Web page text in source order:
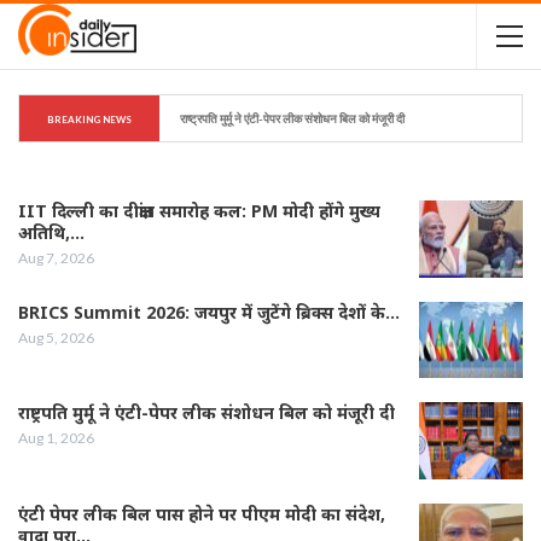
BREAKING NEWS राष्ट्रपति मुर्मू ने एंटी-पेपर लीक संशोधन बिल को मंजूरी दी
IIT दिल्ली का दीक्षांत समारोह कल: PM मोदी होंगे मुख्य
अतिथि,…
Aug 7, 2026
BRICS Summit 2026: जयपुर में जुटेंगे ब्रिक्स देशों के…
Aug 5, 2026
राष्ट्रपति मुर्मू ने एंटी-पेपर लीक संशोधन बिल को मंजूरी दी
Aug 1, 2026
एंटी पेपर लीक बिल पास होने पर पीएम मोदी का संदेश,
वादा पूरा…